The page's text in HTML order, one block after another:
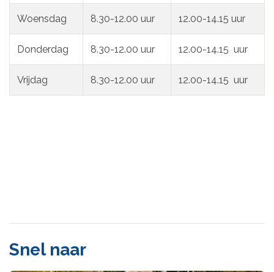
Woensdag 8.30-12.00 uur 12.00-14.15 uur
Donderdag 8.30-12.00 uur 12.00-14.15 uur
Vrijdag 8.30-12.00 uur 12.00-14.15 uur
Snel naar